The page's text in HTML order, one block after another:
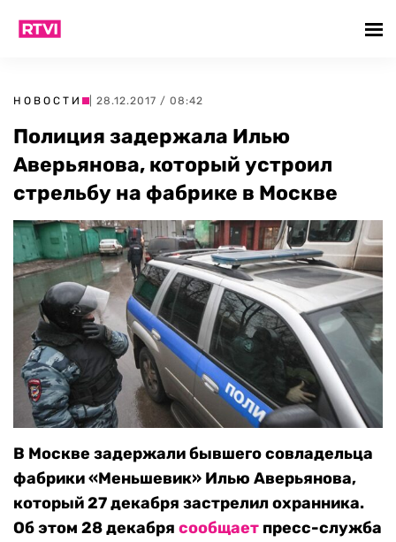
НОВОСТИ | 28.12.2017 / 08:42
Полиция задержала Илью
Аверьянова, который устроил
стрельбу на фабрике в Москве
В Москве задержали бывшего совладельца
фабрики «Меньшевик» Илью Аверьянова,
который 27 декабря застрелил охранника.
Об этом 28 декабря сообщает пресс-служба